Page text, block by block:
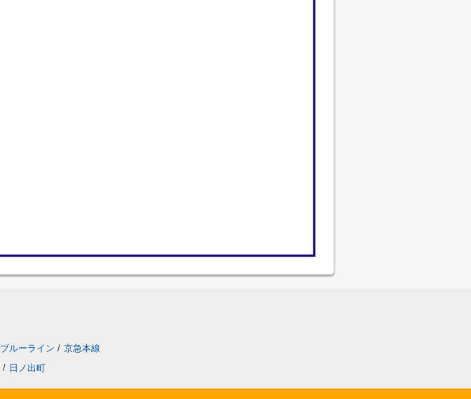
ブルーライン / 京急本線
/ 日ノ出町